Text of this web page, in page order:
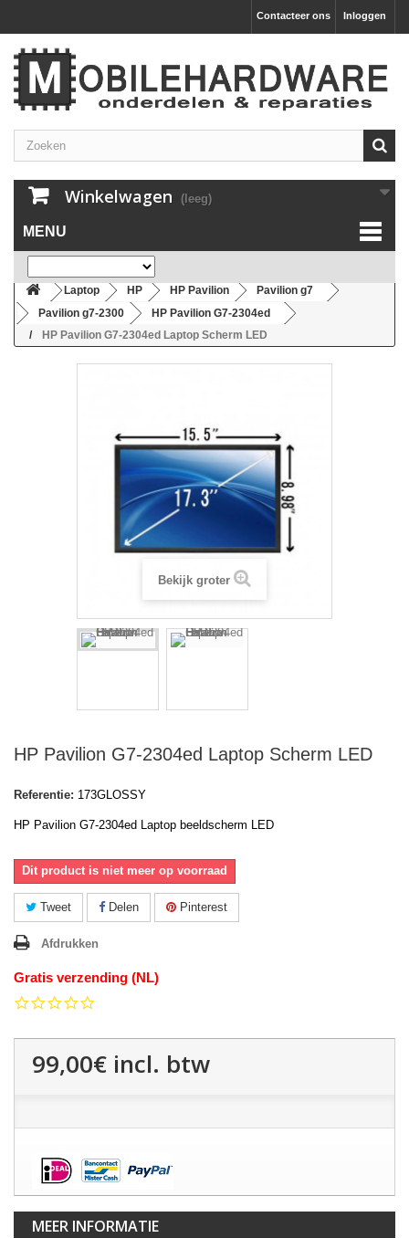
Inloggen
Contacteer ons
Winkelwagen (leeg)
MENU
Laptop HP HP Pavilion
Pavilion g7
Pavilion g7-2300
HP Pavilion G7-2304ed
HP Pavilion G7-2304ed Laptop Scherm LED
Bekijk groter
HP Pavilion G7-2304ed Laptop Scherm LED
Referentie: 173GLOSSY
HP Pavilion G7-2304ed Laptop beeldscherm LED
Dit product is niet meer op voorraad
Tweet Delen Pinterest
Afdrukken
Gratis verzending (NL)
99,00€ incl. btw
MEER INFORMATIE